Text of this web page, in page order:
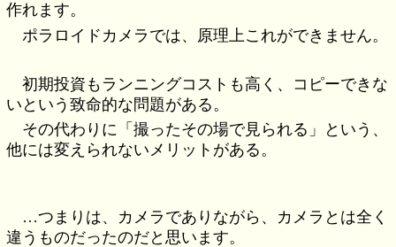
作れます。
ポラロイドカメラでは、原理上これができません。
初期投資もランニングコストも高く、コピーできな
いという致命的な問題がある。
その代わりに「撮ったその場で見られる」という、
他には変えられないメリットがある。
…つまりは、カメラでありながら、カメラとは全く
違うものだったのだと思います。